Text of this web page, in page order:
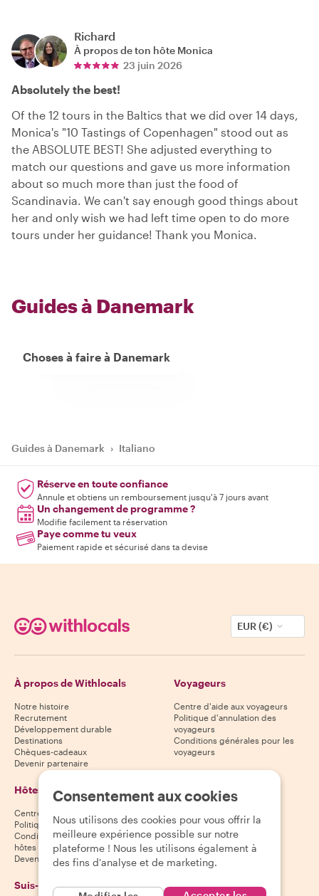
Richard
À propos de ton hôte Monica
23 juin 2026
Absolutely the best!
Of the 12 tours in the Baltics that we did over 14 days,
Monica's "10 Tastings of Copenhagen" stood out as
the ABSOLUTE BEST! She adjusted everything to
match our questions and gave us more information
about so much more than just the food of
Scandinavia. We can't say enough good things about
her and only wish we had left time open to do more
tours under her guidance! Thank you Monica.
Guides à Danemark
Choses à faire à Danemark
Guides à Danemark › Italiano
Réserve en toute confiance
Annule et obtiens un remboursement jusqu'à 7 jours avant
Un changement de programme ?
Modifie facilement ta réservation
Paye comme tu veux
Paiement rapide et sécurisé dans ta devise
EUR (€)
À propos de Withlocals
Notre histoire
Recrutement
Développement durable
Destinations
Chèques-cadeaux
Devenir partenaire
Voyageurs
Centre d'aide aux voyageurs
Politique d'annulation des
voyageurs
Conditions générales pour les
voyageurs
Hôtes
Centre d'aide aux hôtes
Politique d'annulation des hôtes
Conditions générales pour les
hôtes
Devenir hôte
Télécharge notre
application
App Store
Google Play Store
Suis-nous Nous acceptons
Consentement aux cookies
Nous utilisons des cookies pour vous offrir la
meilleure expérience possible sur notre
plateforme ! Nous les utilisons également à
des fins d'analyse et de marketing.